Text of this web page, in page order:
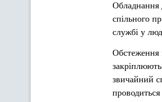
Обладнання
спільного
службі у
Обстеження
звичайний